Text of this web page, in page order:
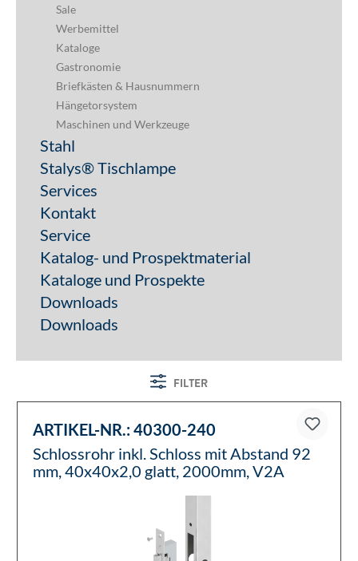
Sale
Werbemittel
Kataloge
Gastronomie
Briefkästen & Hausnummern
Hängetorsystem
Maschinen und Werkzeuge
Stahl
Stalys® Tischlampe
Services
Kontakt
Service
Katalog- und Prospektmaterial
Kataloge und Prospekte
Downloads
Downloads
FILTER
ARTIKEL-NR.:40300-240
Schlossrohr inkl. Schloss mit Abstand 92
mm, 40x40x2,0 glatt, 2000mm, V2A